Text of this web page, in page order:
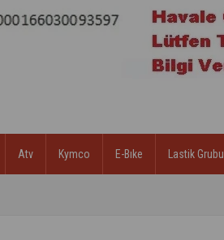
Atv Kymco E-Bıke Lastik Grubu